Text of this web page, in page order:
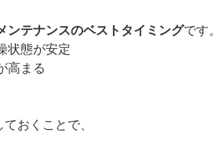
ンテナンスのベストタイミングです。
状態が安定
高まる
おくことで、